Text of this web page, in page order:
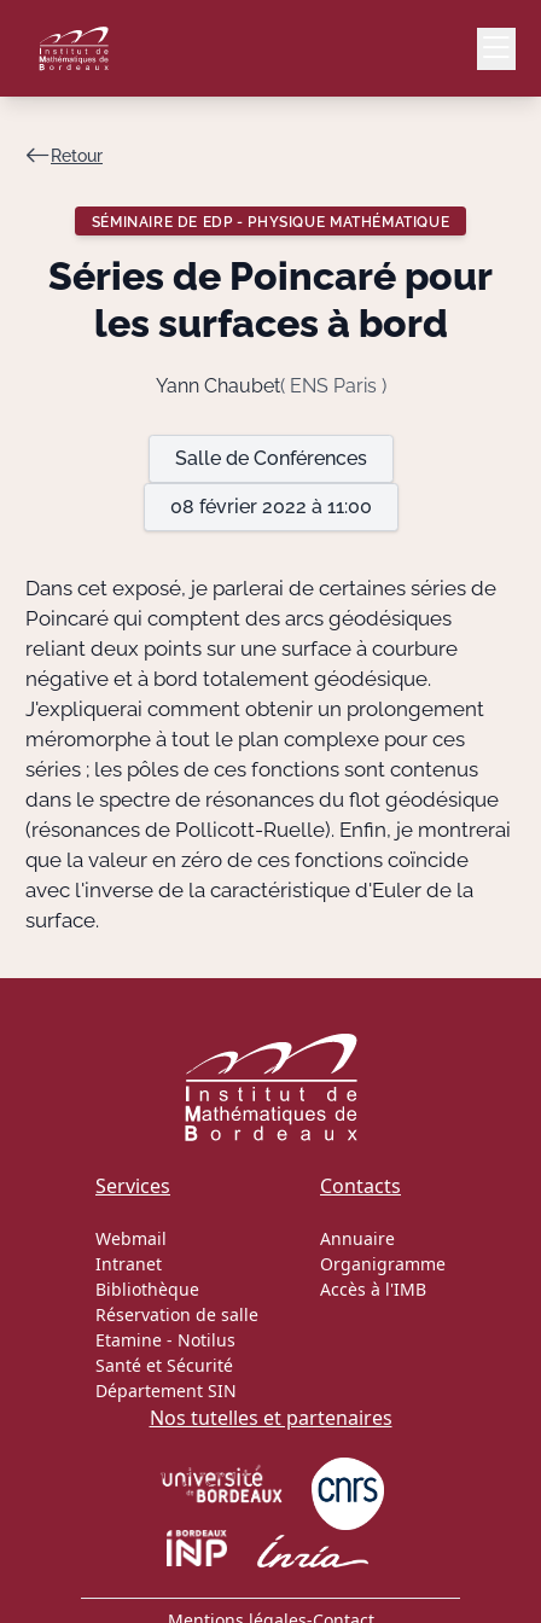
Lang
Actions
Doctorant·e·s
Bibliothèque
Informatique
Retour
SÉMINAIRE DE EDP - PHYSIQUE MATHÉMATIQUE
Séries de Poincaré pour
les surfaces à bord
Yann Chaubet( ENS Paris )
Salle de Conférences
08 février 2022 à 11:00
Dans cet exposé, je parlerai de certaines séries de
Poincaré qui comptent des arcs géodésiques
reliant deux points sur une surface à courbure
négative et à bord totalement géodésique.
J'expliquerai comment obtenir un prolongement
méromorphe à tout le plan complexe pour ces
séries ; les pôles de ces fonctions sont contenus
dans le spectre de résonances du flot géodésique
(résonances de Pollicott-Ruelle). Enfin, je montrerai
que la valeur en zéro de ces fonctions coïncide
avec l'inverse de la caractéristique d'Euler de la
surface.
Services
Webmail
Intranet
Bibliothèque
Réservation de salle
Etamine - Notilus
Santé et Sécurité
Département SIN
Contacts
Annuaire
Organigramme
Accès à l'IMB
Nos tutelles et partenaires